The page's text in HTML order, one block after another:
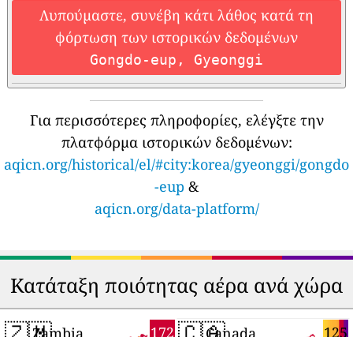
Λυπούμαστε, συνέβη κάτι λάθος κατά τη
φόρτωση των ιστορικών δεδομένων
Gongdo-eup, Gyeonggi
Για περισσότερες πληροφορίες, ελέγξτε την
πλατφόρμα ιστορικών δεδομένων:
aqicn.org/historical/el/#city:korea/gyeonggi/gongdo
-eup &
aqicn.org/data-platform/
Κατάταξη ποιότητας αέρα ανά χώρα
172
Zambia 125
Canada